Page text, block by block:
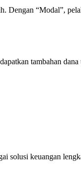
Dengan “Modal”,
tambahan dana
solusi keuangan